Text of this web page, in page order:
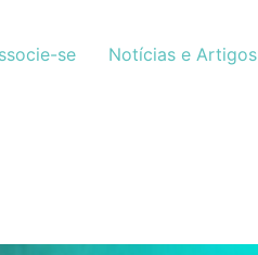
se Notícias e Artigos